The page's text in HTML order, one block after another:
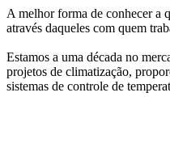
A melhor forma de conhecer a
através daqueles com quem
Estamos a uma década no
projetos de climatização,
sistemas de controle de